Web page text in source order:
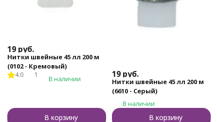
19 руб.
Нитки швейные 45 лл 200 м
(0102 - Кремовый)
4.0 1 В наличии
В корзину
19 руб.
Нитки швейные 45 лл 200 м
(6610 - Серый)
В наличии
В корзину